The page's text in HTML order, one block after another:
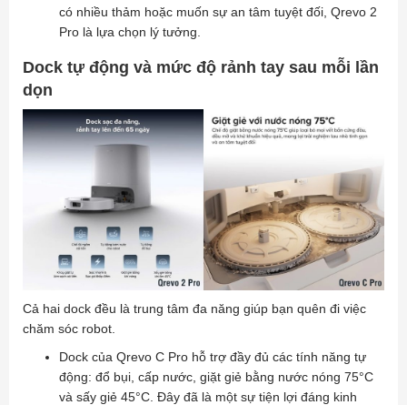
có nhiều thảm hoặc muốn sự an tâm tuyệt đối, Qrevo 2
Pro là lựa chọn lý tưởng.
Dock tự động và mức độ rảnh tay sau mỗi lần
dọn
Cả hai dock đều là trung tâm đa năng giúp bạn quên đi việc
chăm sóc robot.
Dock của Qrevo C Pro hỗ trợ đầy đủ các tính năng tự
động: đổ bụi, cấp nước, giặt giẻ bằng nước nóng 75°C
và sấy giẻ 45°C. Đây đã là một sự tiện lợi đáng kinh